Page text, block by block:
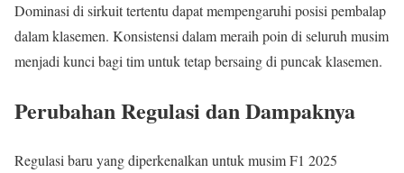
Dominasi di sirkuit tertentu dapat mempengaruhi posisi pembalap
dalam klasemen. Konsistensi dalam meraih poin di seluruh musim
menjadi kunci bagi tim untuk tetap bersaing di puncak klasemen.
Perubahan Regulasi dan Dampaknya
Regulasi baru yang diperkenalkan untuk musim F1 2025